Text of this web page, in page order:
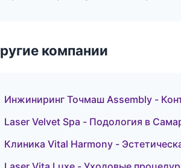
компании
Инжиниринг Точмаш Assembly -
Laser Velvet Spa - Подология в
Клиника Vital Harmony -